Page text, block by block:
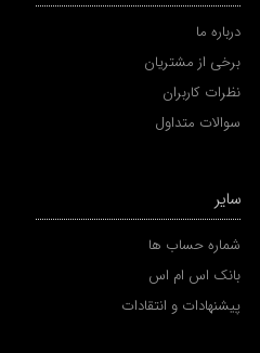
درباره ما
برخی از مشتریان
نظرات کاربران
سوالات متداول
سایر
شماره حساب ها
بانک اس ام اس
پیشنهادات و انتقادات